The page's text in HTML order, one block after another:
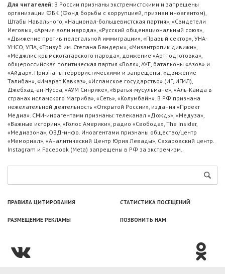
Для читателей: В России признаны экстремистскими и запрещены
организации ФБК (Фонд борьбы с коррупцией, признан иноагентом),
Штабы Навального, «Национал-большевистская партия», «Свидетели
Иеговы», «Армия воли народа», «Русский общенациональный союз»,
«Движение против нелегальной иммиграции», «Правый сектор», УНА-
УНСО, УПА, «Тризуб им. Степана Бандеры», «Мизантропик дивижн»,
«Меджлис крымскотатарского народа», движение «Артподготовка»,
общероссийская политическая партия «Воля», АУЕ, батальоны «Азов» и
«Айдар». Признаны террористическими и запрещены: «Движение
Талибан», «Имарат Кавказ», «Исламское государство» (ИГ, ИГИЛ),
Джебхад-ан-Нусра, «АУМ Синрике», «Братья-мусульмане», «Аль-Каида в
странах исламского Магриба», «Сеть», «Колумбайн». В РФ признана
нежелательной деятельность «Открытой России», издания «Проект
Медиа». СМИ-иноагентами признаны: телеканал «Дождь», «Медуза»,
«Важные истории», «Голос Америки», радио «Свобода», The Insider,
«Медиазона», ОВД-инфо. Иноагентами признаны общество/центр
«Мемориал», «Аналитический Центр Юрия Левады», Сахаровский центр.
Instagram и Facebook (Metа) запрещены в РФ за экстремизм.
ПРАВИЛА ЦИТИРОВАНИЯ СТАТИСТИКА ПОСЕЩЕНИЙ
РАЗМЕЩЕНИЕ РЕКЛАМЫ ПОЗВОНИТЬ НАМ